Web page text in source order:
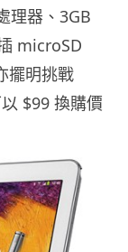
理器、3GB
microSD
擺明挑戰
$99 換購價